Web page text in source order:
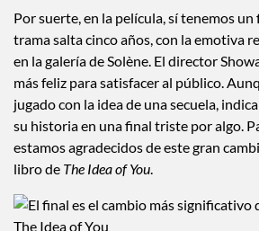
Por suerte, en la película, sí tenemos un
trama salta cinco años, con la emotiva
en la galería de Solène. El director
más feliz para satisfacer al público.
jugado con la idea de una secuela,
su historia en una final triste por algo.
estamos agradecidos de este gran
libro de The Idea of You.